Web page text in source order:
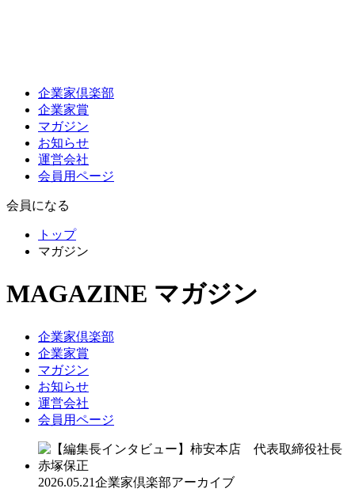
企業家倶楽部
企業家賞
マガジン
お知らせ
運営会社
会員用ページ
会員になる
トップ
マガジン
MAGAZINE マガジン
企業家倶楽部
企業家賞
マガジン
お知らせ
運営会社
会員用ページ
2026.05.21企業家倶楽部アーカイブ